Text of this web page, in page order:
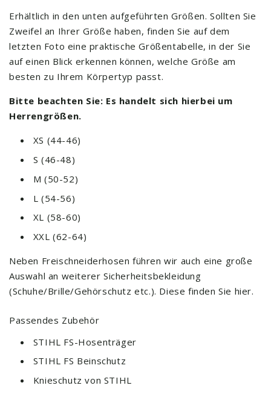
Erhältlich in den unten aufgeführten Größen. Sollten Sie
Zweifel an Ihrer Größe haben, finden Sie auf dem
letzten Foto eine praktische Größentabelle, in der Sie
auf einen Blick erkennen können, welche Größe am
besten zu Ihrem Körpertyp passt.
Bitte beachten Sie: Es handelt sich hierbei um
Herrengrößen.
XS (44-46)
S (46-48)
M (50-52)
L (54-56)
XL (58-60)
XXL (62-64)
Neben Freischneiderhosen führen wir auch eine große
Auswahl an weiterer Sicherheitsbekleidung
(Schuhe/Brille/Gehörschutz etc.). Diese finden Sie hier.
Passendes Zubehör
STIHL FS-Hosenträger
STIHL FS Beinschutz
Knieschutz von STIHL